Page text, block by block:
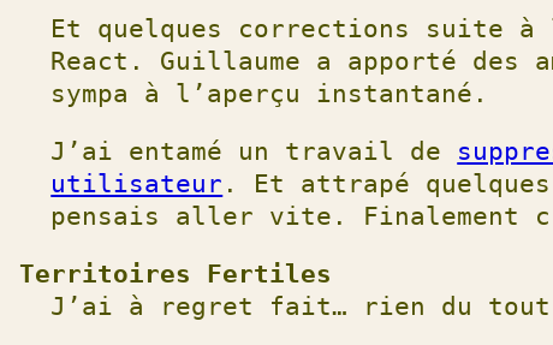
Et quelques corrections suite
React. Guillaume a apporté des
sympa à l’aperçu instantané.
J’ai entamé un travail de
utilisateur . Et attrapé quelques
pensais aller vite. Finalement
Territoires Fertiles
J’ai à regret fait… rien du